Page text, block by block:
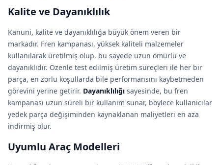
Kalite ve Dayanıklılık
Kanuni, kalite ve dayanıklılığa büyük önem veren bir
markadır. Fren kampanası, yüksek kaliteli malzemeler
kullanılarak üretilmiş olup, bu sayede uzun ömürlü ve
dayanıklıdır. Özenle test edilmiş üretim süreçleri ile her bir
parça, en zorlu koşullarda bile performansını kaybetmeden
görevini yerine getirir. Dayanıklılığı sayesinde, bu fren
kampanası uzun süreli bir kullanım sunar, böylece kullanıcılar
yedek parça değişiminden kaynaklanan maliyetleri en aza
indirmiş olur.
Uyumlu Araç Modelleri